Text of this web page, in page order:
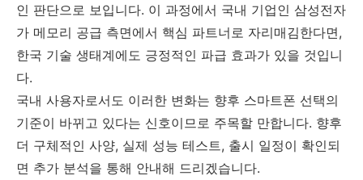
인 판단으로 보입니다. 이 과정에서 국내 기업인 삼성전자
가 메모리 공급 측면에서 핵심 파트너로 자리매김한다면,
한국 기술 생태계에도 긍정적인 파급 효과가 있을 것입니
다.
국내 사용자로서도 이러한 변화는 향후 스마트폰 선택의
기준이 바뀌고 있다는 신호이므로 주목할 만합니다. 향후
더 구체적인 사양, 실제 성능 테스트, 출시 일정이 확인되
면 추가 분석을 통해 안내해 드리겠습니다.